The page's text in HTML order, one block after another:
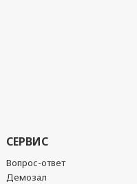
СЕРВИС
Вопрос-ответ
Демозал